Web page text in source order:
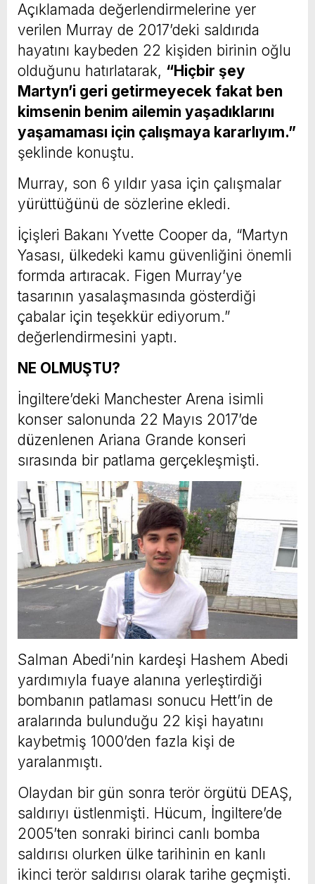
Açıklamada değerlendirmelerine yer
verilen Murray de 2017’deki saldırıda
hayatını kaybeden 22 kişiden birinin oğlu
olduğunu hatırlatarak, “Hiçbir şey
Martyn’i geri getirmeyecek fakat ben
kimsenin benim ailemin yaşadıklarını
yaşamaması için çalışmaya kararlıyım.”
şeklinde konuştu.
Murray, son 6 yıldır yasa için çalışmalar
yürüttüğünü de sözlerine ekledi.
İçişleri Bakanı Yvette Cooper da, “Martyn
Yasası, ülkedeki kamu güvenliğini önemli
formda artıracak. Figen Murray’ye
tasarının yasalaşmasında gösterdiği
çabalar için teşekkür ediyorum.”
değerlendirmesini yaptı.
NE OLMUŞTU?
İngiltere’deki Manchester Arena isimli
konser salonunda 22 Mayıs 2017’de
düzenlenen Ariana Grande konseri
sırasında bir patlama gerçekleşmişti.
Salman Abedi’nin kardeşi Hashem Abedi
yardımıyla fuaye alanına yerleştirdiği
bombanın patlaması sonucu Hett’in de
aralarında bulunduğu 22 kişi hayatını
kaybetmiş 1000’den fazla kişi de
yaralanmıştı.
Olaydan bir gün sonra terör örgütü DEAŞ,
saldırıyı üstlenmişti. Hücum, İngiltere’de
2005’ten sonraki birinci canlı bomba
saldırısı olurken ülke tarihinin en kanlı
ikinci terör saldırısı olarak tarihe geçmişti.